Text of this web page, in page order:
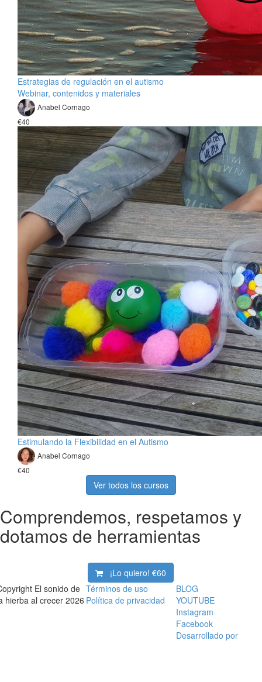
Estrategias de regulación en el autismo
Webinar, contenidos y materiales
Anabel Cornago
€40
Estimulando la Flexibilidad en el Autismo
Anabel Cornago
€40
Ver todos los cursos
Comprendemos, respetamos y
dotamos de herramientas
¡Lo quiero!€60
El sonido de
hierba al crecer 2026
Términos de uso
Política de privacidad
BLOG
YOUTUBE
Instagram
Facebook
Desarrollado por